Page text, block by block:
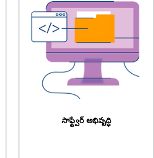
సాఫ్ట్వేర్ అభివృద్ధి